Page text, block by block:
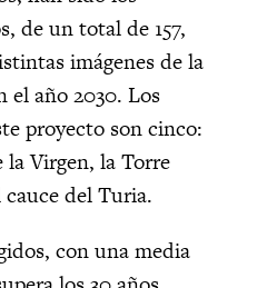
de un total de 157,
imágenes de la
el año 2030. Los
proyecto son cinco:
la Virgen, la Torre
del Turia.
con una media